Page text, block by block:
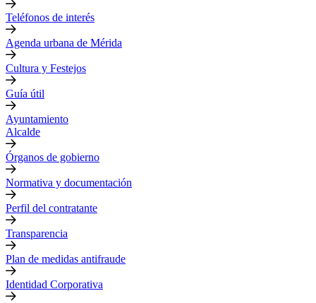
Teléfonos de interés
Agenda urbana de Mérida
Cultura y Festejos
Guía útil
Ayuntamiento
Alcalde
Órganos de gobierno
Normativa y documentación
Perfil del contratante
Transparencia
Plan de medidas antifraude
Identidad Corporativa